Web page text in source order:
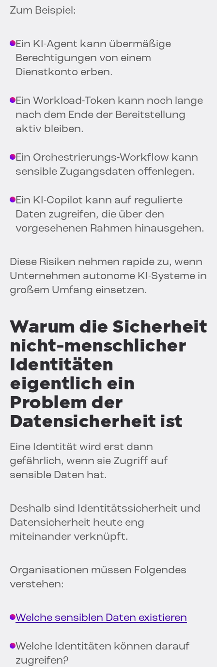
Zum Beispiel:
Ein KI-Agent kann übermäßige
Berechtigungen von einem
Dienstkonto erben.
Ein Workload-Token kann noch lange
nach dem Ende der Bereitstellung
aktiv bleiben.
Ein Orchestrierungs-Workflow kann
sensible Zugangsdaten offenlegen.
Ein KI-Copilot kann auf regulierte
Daten zugreifen, die über den
vorgesehenen Rahmen hinausgehen.
Diese Risiken nehmen rapide zu, wenn
Unternehmen autonome KI-Systeme in
großem Umfang einsetzen.
Warum die Sicherheit
nicht-menschlicher
Identitäten
eigentlich ein
Problem der
Datensicherheit ist
Eine Identität wird erst dann
gefährlich, wenn sie Zugriff auf
sensible Daten hat.
Deshalb sind Identitätssicherheit und
Datensicherheit heute eng
miteinander verknüpft.
Organisationen müssen Folgendes
verstehen:
Welche sensiblen Daten existieren
Welche Identitäten können darauf
zugreifen?